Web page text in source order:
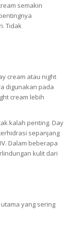
semakin
Tidak
cream atau night
digunakan pada
cream lebih
kalah penting. Day
sepanjang
Dalam beberapa
kulit dari
yang sering